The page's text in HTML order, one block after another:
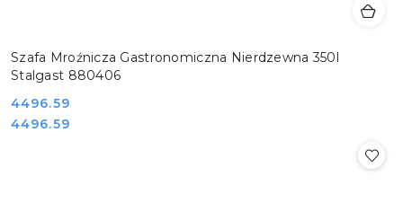
Szafa Mroźnicza Gastronomiczna Nierdzewna 350l
Stalgast 880406
Cena:
4496.59
Cena:
4496.59